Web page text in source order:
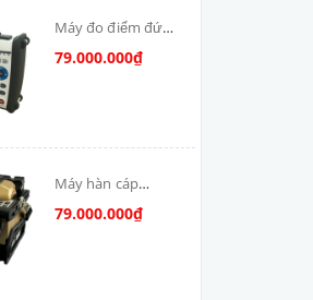
Máy đo điểm đứt
cáp quang: DSX-
79.000.000₫
Máy hàn cáp
quang Skycom
79.000.000₫